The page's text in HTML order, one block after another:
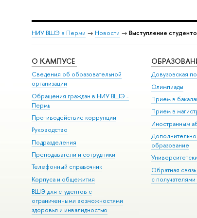
НИУ ВШЭ в Перми → Новости → Выступление
О КАМПУСЕ
Сведения об образовательной
организации
Обращения граждан в НИУ ВШЭ -
Пермь
Противодействие коррупции
Руководство
Подразделения
Преподаватели и сотрудники
Телефонный справочник
Корпуса и общежития
ВШЭ для студентов с
ограниченными возможностями
здоровья и инвалидностью
Довузовская
Олимпиады
Прием в
Прием в
Иностранным
образование
Обратная
с получателями